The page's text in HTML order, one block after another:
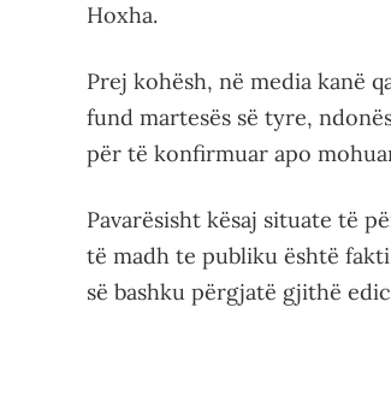
Hoxha.
Prej kohësh, në media kanë
fund martesës së tyre,
për të konfirmuar apo
Pavarësisht kësaj situate të
të madh te publiku është
së bashku përgjatë gjithë